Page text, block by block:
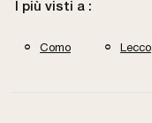
I più visti a :
Como Lecco